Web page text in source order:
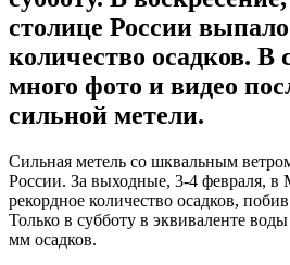
столице России
количество осадков. В
много фото и видео
сильной метели.
Сильная метель со шквальным
России. За выходные, 3-4 февраля, в
рекордное количество осадков,
Только в субботу в эквиваленте
мм осадков.